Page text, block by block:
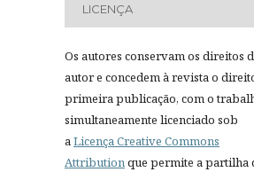
LICENÇA
Os autores conservam os direitos
autor e concedem à revista o
primeira publicação, com o
simultaneamente licenciado sob
aLicença Creative Commons
Attributionque permite a partilha